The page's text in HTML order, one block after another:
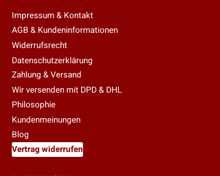
Impressum & Kontakt
AGB & Kundeninformationen
Widerrufsrecht
Datenschutzerklärung
Zahlung & Versand
Wir versenden mit DPD & DHL
Philosophie
Kundenmeinungen
Blog
Vertrag widerrufen